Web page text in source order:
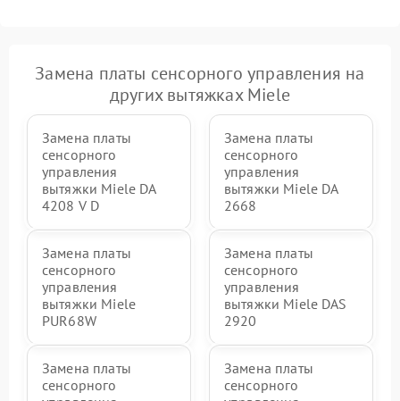
Замена платы сенсорного управления на
других вытяжках Miele
Замена платы
сенсорного
управления
вытяжки Miele DA
4208 V D
Замена платы
сенсорного
управления
вытяжки Miele DA
2668
Замена платы
сенсорного
управления
вытяжки Miele
PUR68W
Замена платы
сенсорного
управления
вытяжки Miele DAS
2920
Замена платы
сенсорного
Замена платы
сенсорного